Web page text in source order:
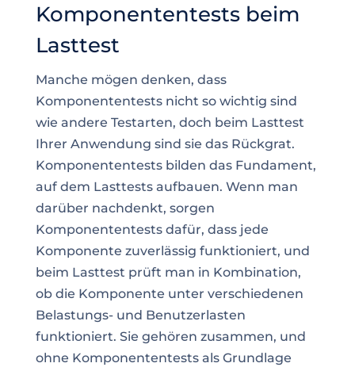
Komponententests beim
Lasttest
Manche mögen denken, dass
Komponententests nicht so wichtig sind
wie andere Testarten, doch beim Lasttest
Ihrer Anwendung sind sie das Rückgrat.
Komponententests bilden das Fundament,
auf dem Lasttests aufbauen. Wenn man
darüber nachdenkt, sorgen
Komponententests dafür, dass jede
Komponente zuverlässig funktioniert, und
beim Lasttest prüft man in Kombination,
ob die Komponente unter verschiedenen
Belastungs- und Benutzerlasten
funktioniert. Sie gehören zusammen, und
ohne Komponententests als Grundlage